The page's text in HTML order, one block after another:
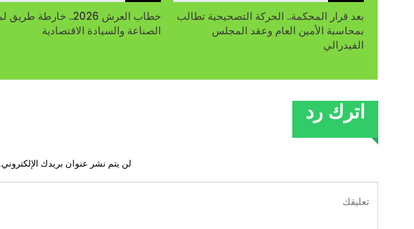
بعد قرار المحكمة.. الحركة التصحيحية تطالب
بمحاسبة الأمين العام وعقد المجلس
الفيدرالي
خطاب العرش 2026.. خارطة
الصناعة والسيادة الاقتصادية
اترك رد
لن يتم نشر عنوان بريدك الإلكتروني.